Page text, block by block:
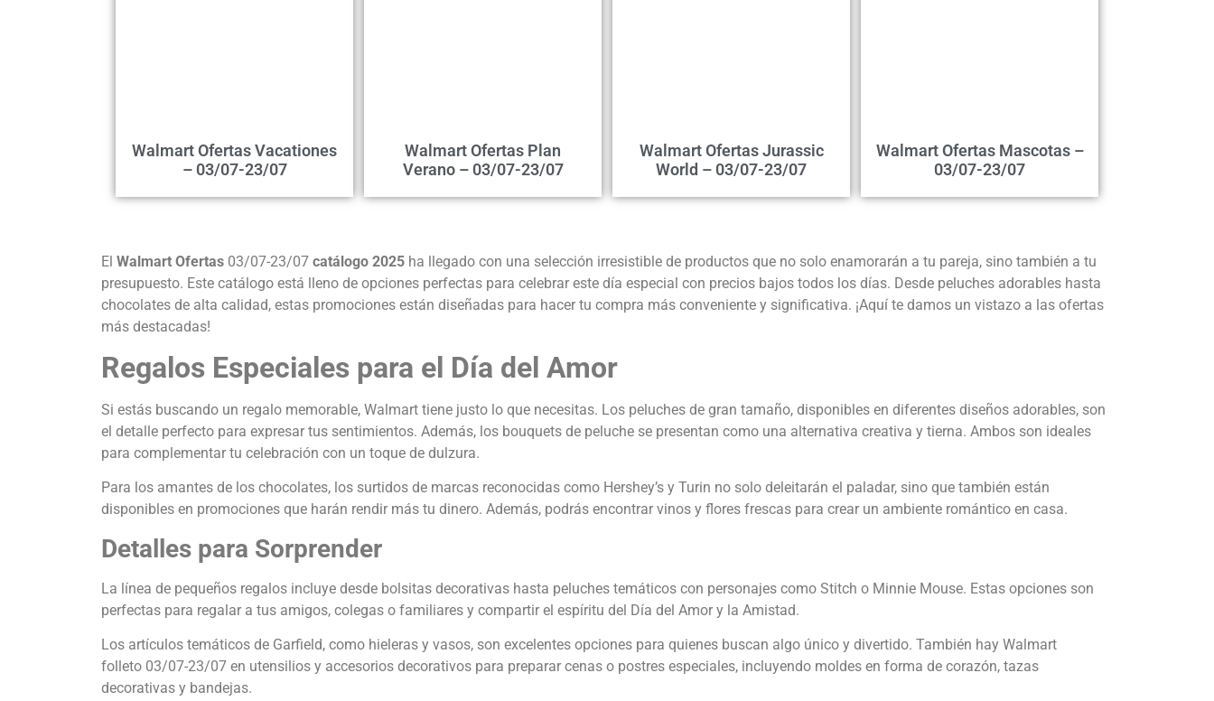
Walmart Ofertas Vacationes
– 03/07-23/07
Walmart Ofertas Plan
Verano – 03/07-23/07
Walmart Ofertas Jurassic
World – 03/07-23/07
Walmart Ofertas Mascotas –
03/07-23/07
El Walmart Ofertas 03/07-23/07 catálogo 2025 ha llegado con una selección irresistible de productos que no solo enamorarán a tu pareja, sino también a tu
presupuesto. Este catálogo está lleno de opciones perfectas para celebrar este día especial con precios bajos todos los días. Desde peluches adorables hasta
chocolates de alta calidad, estas promociones están diseñadas para hacer tu compra más conveniente y significativa. ¡Aquí te damos un vistazo a las ofertas
más destacadas!
Regalos Especiales para el Día del Amor
Si estás buscando un regalo memorable, Walmart tiene justo lo que necesitas. Los peluches de gran tamaño, disponibles en diferentes diseños adorables, son
el detalle perfecto para expresar tus sentimientos. Además, los bouquets de peluche se presentan como una alternativa creativa y tierna. Ambos son ideales
para complementar tu celebración con un toque de dulzura.
Para los amantes de los chocolates, los surtidos de marcas reconocidas como Hershey’s y Turin no solo deleitarán el paladar, sino que también están
disponibles en promociones que harán rendir más tu dinero. Además, podrás encontrar vinos y flores frescas para crear un ambiente romántico en casa.
Detalles para Sorprender
La línea de pequeños regalos incluye desde bolsitas decorativas hasta peluches temáticos con personajes como Stitch o Minnie Mouse. Estas opciones son
perfectas para regalar a tus amigos, colegas o familiares y compartir el espíritu del Día del Amor y la Amistad.
Los artículos temáticos de Garfield, como hieleras y vasos, son excelentes opciones para quienes buscan algo único y divertido. También hay Walmart
folleto 03/07-23/07 en utensilios y accesorios decorativos para preparar cenas o postres especiales, incluyendo moldes en forma de corazón, tazas
decorativas y bandejas.